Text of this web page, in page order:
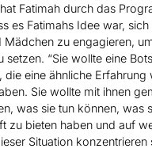
Fatimah durch das
es Fatimahs Idee war,
Mädchen zu engagieren,
setzen. “Sie wollte eine
die eine ähnliche Erfahrung
Sie wollte mit ihnen
was sie tun können, was
zu bieten haben und auf
Situation konzentrieren